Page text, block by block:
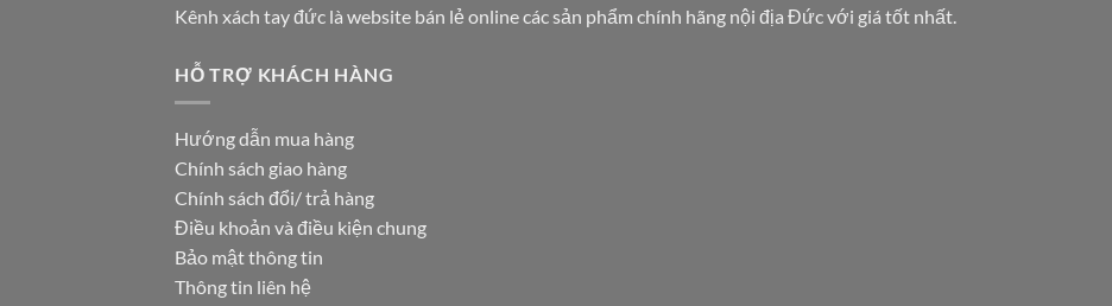
Kênh xách tay đức là website bán lẻ online các sản phẩm chính hãng nội địa Đức với giá tốt nhất.
HỖ TRỢ KHÁCH HÀNG
Hướng dẫn mua hàng
Chính sách giao hàng
Chính sách đổi/ trả hàng
Điều khoản và điều kiện chung
Bảo mật thông tin
Thông tin liên hệ